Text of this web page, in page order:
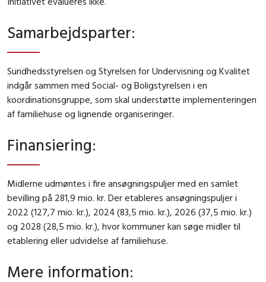
Samarbejdsparter:
Sundhedsstyrelsen og Styrelsen for Undervisning og Kvalitet
indgår sammen med Social- og Boligstyrelsen i en
koordinationsgruppe, som skal understøtte implementeringen
af familiehuse og lignende organiseringer.
Finansiering:
Midlerne udmøntes i fire ansøgningspuljer med en samlet
bevilling på 281,9 mio. kr. Der etableres ansøgningspuljer i
2022 (127,7 mio. kr.), 2024 (83,5 mio. kr.), 2026 (37,5 mio. kr.)
og 2028 (28,5 mio. kr.), hvor kommuner kan søge midler til
etablering eller udvidelse af familiehuse.
Mere information: